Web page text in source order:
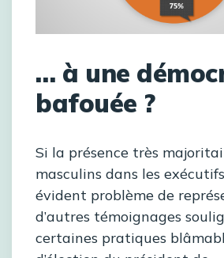
… à une
bafouée ?
Si la présence très
masculins dans les
évident problème de
d’autres témoignages
certaines pratiques